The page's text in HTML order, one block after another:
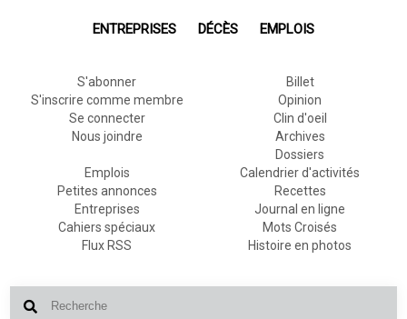
ENTREPRISES DÉCÈS EMPLOIS
S'abonner
S'inscrire comme membre
Se connecter
Nous joindre
Billet
Opinion
Clin d'oeil
Archives
Dossiers
Emplois
Petites annonces
Entreprises
Cahiers spéciaux
Flux RSS
Calendrier d'activités
Recettes
Journal en ligne
Mots Croisés
Histoire en photos